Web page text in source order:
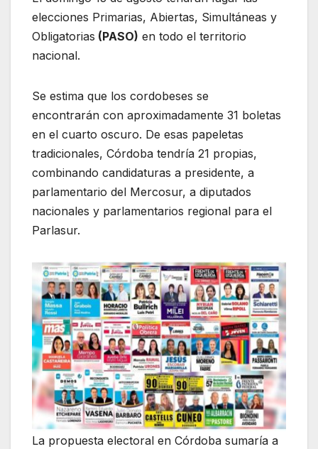
elecciones Primarias, Abiertas, Simultáneas y
Obligatorias (PASO) en todo el territorio
nacional.
Se estima que los cordobeses se
encontrarán con aproximadamente 31 boletas
en el cuarto oscuro. De esas papeletas
tradicionales, Córdoba tendría 21 propias,
combinando candidaturas a presidente, a
parlamentario del Mercosur, a diputados
nacionales y parlamentarios regional para el
Parlasur.
La propuesta electoral en Córdoba sumaría a